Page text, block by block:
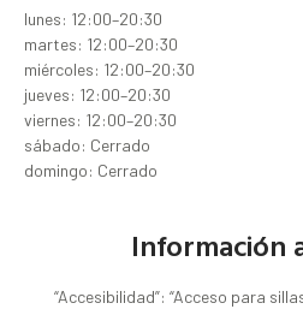
lunes: 12:00–20:30
martes: 12:00–20:30
miércoles: 12:00–20:30
jueves: 12:00–20:30
viernes: 12:00–20:30
sábado: Cerrado
domingo: Cerrado
Información
“Accesibilidad”: “Acceso para